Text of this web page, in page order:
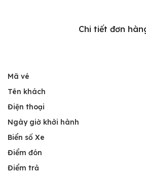
Chi tiết đơn
Mã vé
Tên khách
Điện thoại
Ngày giờ khởi hành
Biển số Xe
Điểm đón
Điểm trả